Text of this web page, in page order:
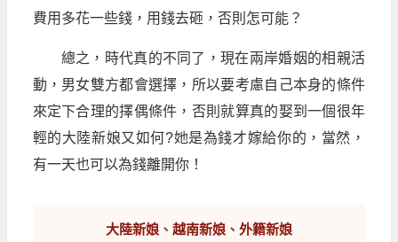
費用多花一些錢，用錢去砸，否則怎可能？
總之，時代真的不同了，現在兩岸婚姻的相親活
動，男女雙方都會選擇，所以要考慮自己本身的條件
來定下合理的擇偶條件，否則就算真的娶到一個很年
輕的大陸新娘又如何?她是為錢才嫁給你的，當然，
有一天也可以為錢離開你！
大陸新娘、 越南新娘、 外籍新娘